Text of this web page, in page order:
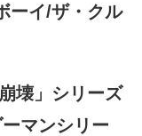
ーイ/ザ・クル
壊」シリーズ
マンシリー